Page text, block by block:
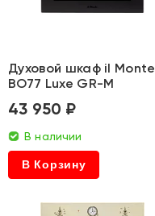
Духовой шкаф il Monte
BO77 Luxe GR-M
43 950 ₽
В наличии
В Корзину